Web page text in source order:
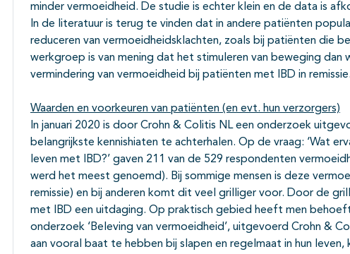
minder vermoeidheid. De studie is echter klein en de data is
In de literatuur is terug te vinden dat in andere patiënten
reduceren van vermoeidheidsklachten, zoals bij patiënten die
werkgroep is van mening dat het stimuleren van beweging dan
vermindering van vermoeidheid bij patiënten met IBD in remissie.
Waarden en voorkeuren van patiënten (en evt. hun verzorgers)
In januari 2020 is door Crohn & Colitis NL een onderzoek
belangrijkste kennishiaten te achterhalen. Op de vraag: ‘Wat
leven met IBD?’ gaven 211 van de 529 respondenten
werd het meest genoemd). Bij sommige mensen is deze
remissie) en bij anderen komt dit veel grilliger voor. Door de
met IBD een uitdaging. Op praktisch gebied heeft men
onderzoek ‘Beleving van vermoeidheid’, uitgevoerd Crohn &
aan vooral baat te hebben bij slapen en regelmaat in hun leven,